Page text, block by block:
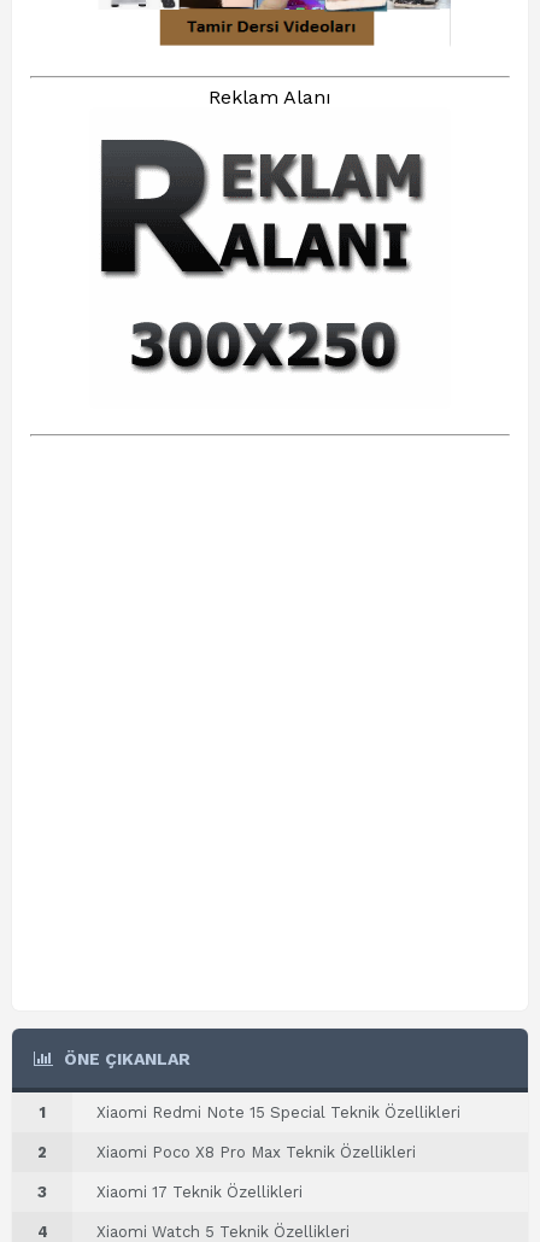
Reklam Alanı
ÖNE ÇIKANLAR
1 Xiaomi Redmi Note 15 Special Teknik Özellikleri
2 Xiaomi Poco X8 Pro Max Teknik Özellikleri
3 Xiaomi 17 Teknik Özellikleri
4 Xiaomi Watch 5 Teknik Özellikleri